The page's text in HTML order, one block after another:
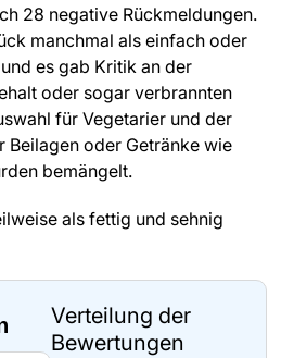
28 negative Rückmeldungen.
manchmal als einfach oder
es gab Kritik an der
oder sogar verbrannten
für Vegetarier und der
Beilagen oder Getränke wie
bemängelt.
als fettig und sehnig
Verteilung der
Bewertungen